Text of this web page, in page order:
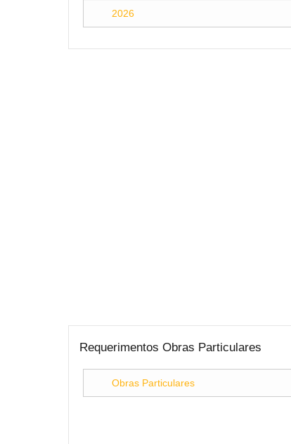
2026
Requerimentos Obras Particulares
Obras Particulares